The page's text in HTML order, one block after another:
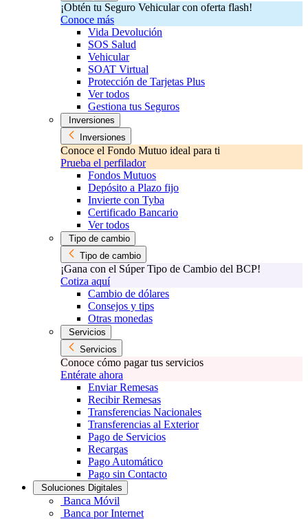
¡Obtén tu Seguro Vehicular con oferta flash!
Conoce más
Vida Devolución
SOS Salud
Vehicular
SOAT Virtual
Protección de Tarjetas Plus
Ver todos
Gestiona tus Seguros
Inversiones
Inversiones
Conoce el Fondo Mutuo ideal para ti
Prueba el perfilador
Fondos Mutuos
Depósito a Plazo fijo
Invierte con Tyba
Certificado Bancario
Ver todos
Tipo de cambio
Tipo de cambio
¡Gana con el Súper Tipo de Cambio del BCP!
Cotiza aquí
Cambio de dólares
Consejos y tips
Otras monedas
Servicios
Servicios
Conoce cómo pagar tus servicios
Entérate ahora
Enviar Remesas
Recibir Remesas
Transferencias Nacionales
Transferencias al Exterior
Pago de Servicios
Recargas
Pago Automático
Pago sin Contacto
Soluciones Digitales
Banca Móvil
Banca por Internet